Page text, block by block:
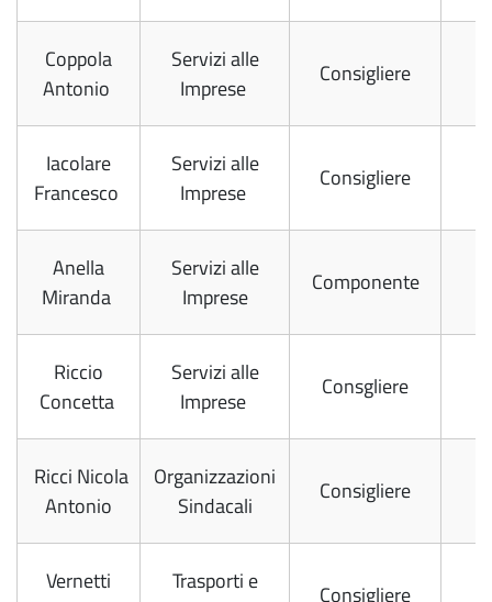
Coppola
Antonio
Servizi alle
Imprese
Consigliere
Iacolare
Francesco
Servizi alle
Imprese
Consigliere
Anella
Miranda
Servizi alle
Imprese
Componente
Riccio
Concetta
Servizi alle
Imprese
Consgliere
Ricci Nicola
Antonio
Organizzazioni
Sindacali
Consigliere
Vernetti
Trasporti e
Consigliere